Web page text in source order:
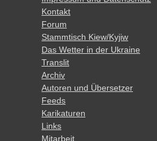
Kontakt
Forum
Stammtisch Kiew/Kyjiw
Das Wetter in der Ukraine
Translit
Archiv
Autoren und Übersetzer
Feeds
Karikaturen
Links
Mitarbeit